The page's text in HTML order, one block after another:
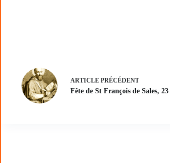
ARTICLE PRÉCÉDENT
Fête de St François de Sales,